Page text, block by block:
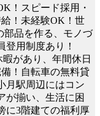
！スピード採用・
！未経験OK！世
部品を作る、モノづ
登用制度あり！
があり、年間休日
！自転車の無料貸
月駅周辺にはコン
が揃い、生活に困
に3階建ての福利厚